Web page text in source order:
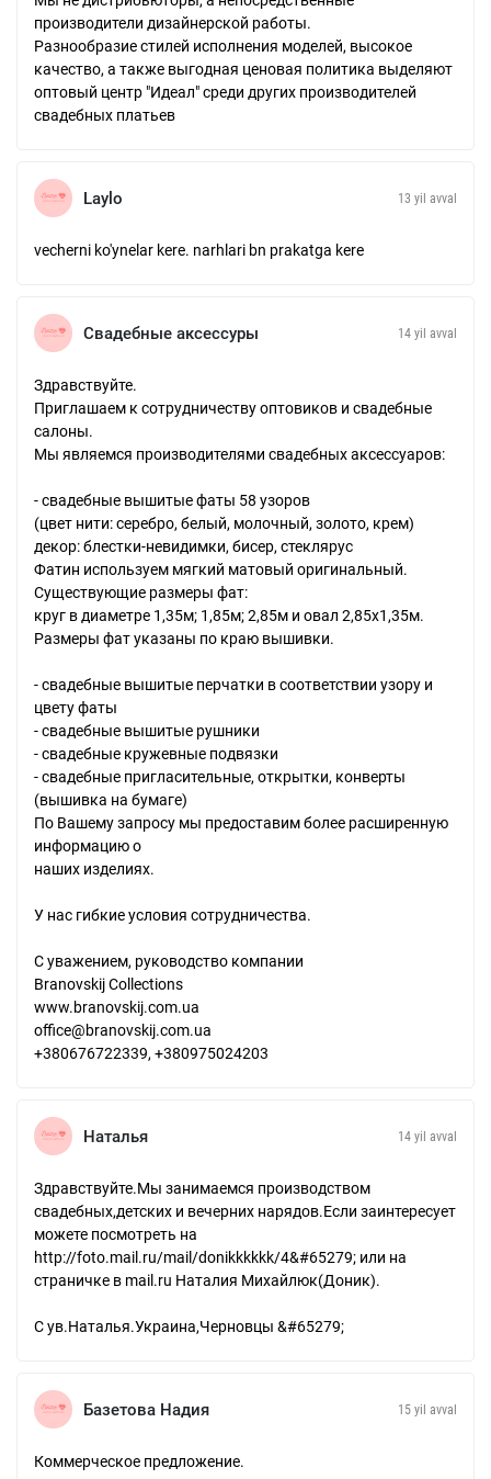
производители дизайнерской работы.
Разнообразие стилей исполнения моделей, высокое
качество, а также выгодная ценовая политика выделяют
оптовый центр "Идеал" среди других производителей
свадебных платьев
Laylo 13 yil avval
vecherni ko'ynelar kere. narhlari bn prakatga kere
Свадебные аксессуры 14 yil avval
Здравствуйте.
Приглашаем к сотрудничеству оптовиков и свадебные
салоны.
Мы являемся производителями свадебных аксессуаров:
- свадебные вышитые фаты 58 узоров
(цвет нити: серебро, белый, молочный, золото, крем)
декор: блестки-невидимки, бисер, стеклярус
Фатин используем мягкий матовый оригинальный.
Существующие размеры фат:
круг в диаметре 1,35м; 1,85м; 2,85м и овал 2,85x1,35м.
Размеры фат указаны по краю вышивки.
- свадебные вышитые перчатки в соответствии узору и
цвету фаты
- свадебные вышитые рушники
- свадебные кружевные подвязки
- свадебные пригласительные, открытки, конверты
(вышивка на бумаге)
По Вашему запросу мы предоставим более расширенную
информацию о
наших изделиях.
У нас гибкие условия сотрудничества.
С уважением, руководство компании
Branovskij Collections
www.branovskij.com.ua
office@branovskij.com.ua
+380676722339, +380975024203
Наталья 14 yil avval
Здравствуйте.Мы занимаемся производством
свадебных,детских и вечерних нарядов.Если заинтересует
можете посмотреть на
http://foto.mail.ru/mail/donikkkkkk/4&#65279; или на
страничке в mail.ru Наталия Михайлюк(Доник).
С ув.Наталья.Украина,Черновцы &#65279;
Базетова Надия 15 yil avval
Коммерческое предложение.